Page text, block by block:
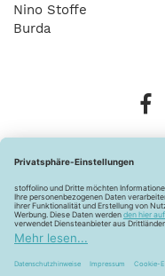
Nino Stoffe
Burda
Barrierefreiheitserklärung